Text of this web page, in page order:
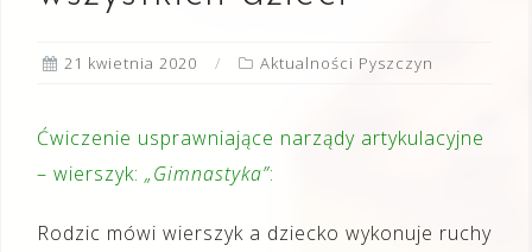
21 kwietnia 2020 Aktualności Pyszczyn
Ćwiczenie usprawniające narządy artykulacyjne
– wierszyk: „Gimnastyka”:
Rodzic mówi wierszyk a dziecko wykonuje ruchy